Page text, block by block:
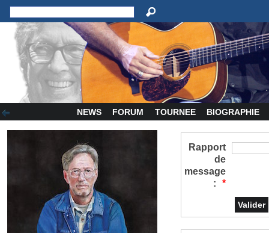
NEWS FORUM TOURNEE BIOGRAPHIE
Rapport
de
message
:
*